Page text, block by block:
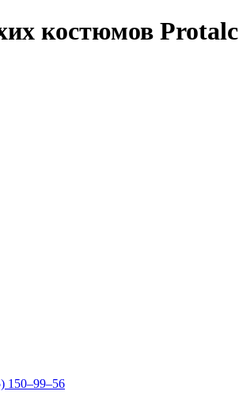
костюмов Protalc
150–99–56